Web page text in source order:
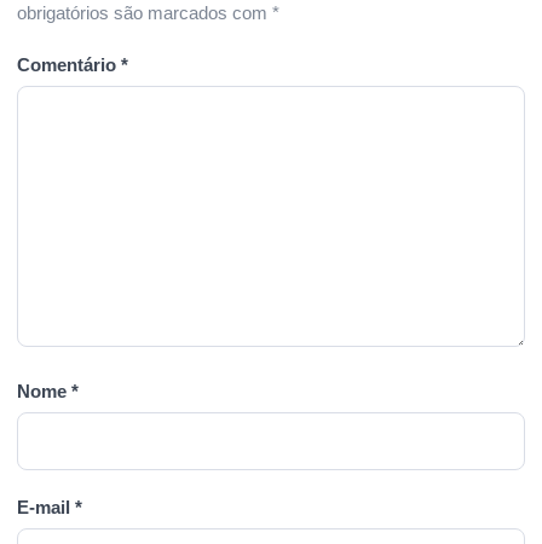
obrigatórios são marcados com *
Comentário *
Nome *
E-mail *